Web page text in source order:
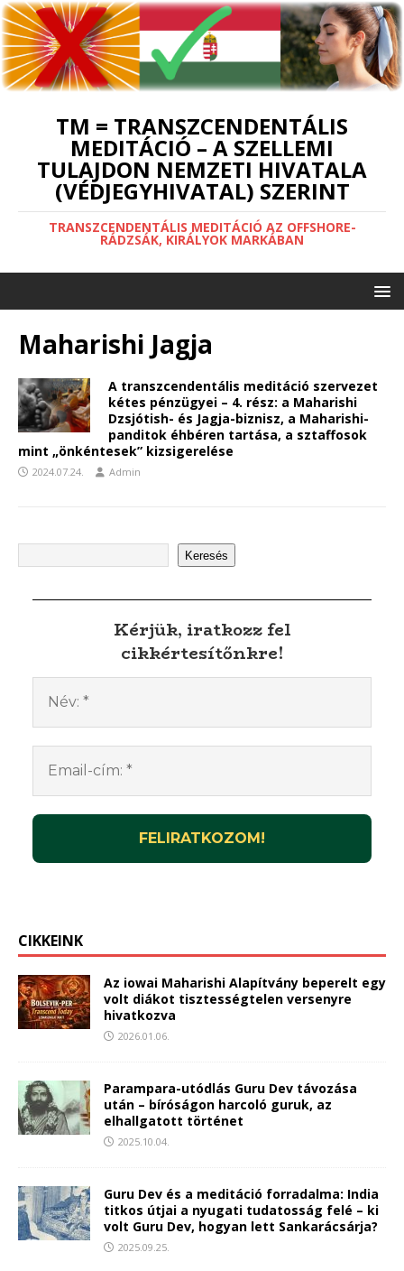
TM = TRANSZCENDENTÁLIS
MEDITÁCIÓ – A SZELLEMI
TULAJDON NEMZETI HIVATALA
(VÉDJEGYHIVATAL) SZERINT
TRANSZCENDENTÁLIS MEDITÁCIÓ AZ OFFSHORE-
RÁDZSÁK, KIRÁLYOK MARKÁBAN
Maharishi Jagja
A transzcendentális meditáció szervezet
kétes pénzügyei – 4. rész: a Maharishi
Dzsjótish- és Jagja-biznisz, a Maharishi-
panditok éhbéren tartása, a sztaffosok
mint „önkéntesek” kizsigerelése
2024.07.24. Admin
Keresés
Kérjük, iratkozz fel
cikkértesítőnkre!
CIKKEINK
Az iowai Maharishi Alapítvány beperelt egy
volt diákot tisztességtelen versenyre
hivatkozva
2026.01.06.
Parampara-utódlás Guru Dev távozása
után – bíróságon harcoló guruk, az
elhallgatott történet
2025.10.04.
Guru Dev és a meditáció forradalma: India
titkos útjai a nyugati tudatosság felé – ki
volt Guru Dev, hogyan lett Sankarácsárja?
2025.09.25.